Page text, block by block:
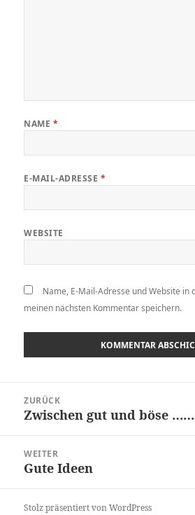
NAME *
E-MAIL-ADRESSE *
WEBSITE
Name, E-Mail-Adresse und Website in
meinen nächsten Kommentar speichern.
ZURÜCK
Vorheriger
Zwischen gut und böse ……
WEITER
Nächster
Gute Ideen
Stolz präsentiert von WordPress